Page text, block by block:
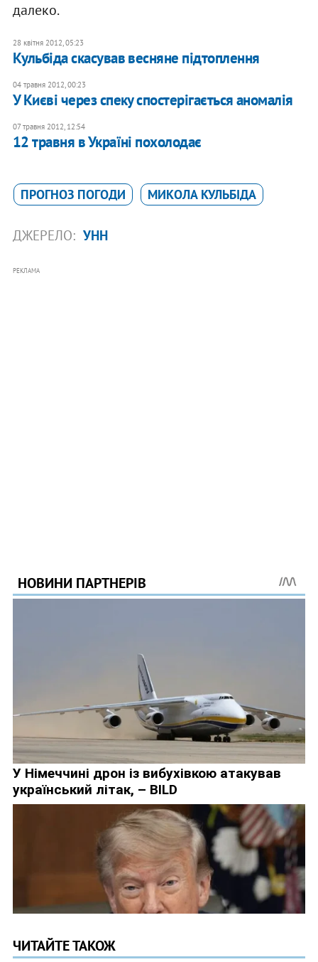
далеко.
28 квітня 2012, 05:23
Кульбіда скасував весняне підтоплення
04 травня 2012, 00:23
У Києві через спеку спостерігається аномалія
07 травня 2012, 12:54
12 травня в Україні похолодає
ПРОГНОЗ ПОГОДИ МИКОЛА КУЛЬБІДА
ДЖЕРЕЛО: УНН
РЕКЛАМА
ЧИТАЙТЕ ТАКОЖ